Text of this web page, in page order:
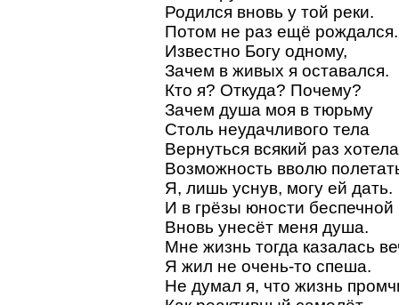
Родился вновь у той реки.
Потом не раз ещё рождался.
Известно Богу одному,
Зачем в живых я оставался.
Кто я? Откуда? Почему?
Зачем душа моя в тюрьму
Столь неудачливого тела
Вернуться всякий раз
Возможность вволю
Я, лишь уснув, могу ей дать.
И в грёзы юности беспечной
Вновь унесёт меня душа.
Мне жизнь тогда казалась
Я жил не очень-то спеша.
Не думал я, что жизнь